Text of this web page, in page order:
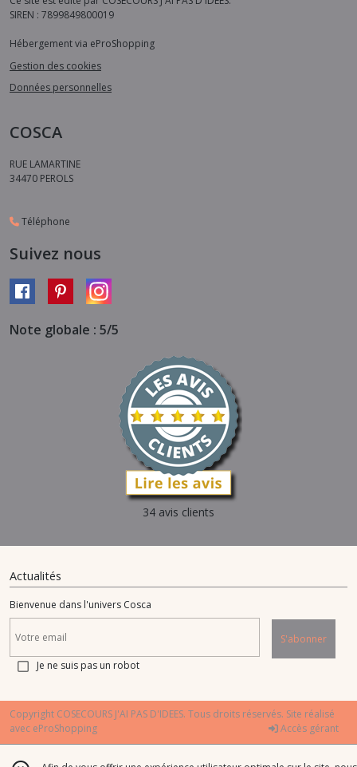
SIREN : 7899849800019
Hébergement via eProShopping
Gestion des cookies
Données personnelles
COSCA
RUE LAMARTINE
34470 PEROLS
Téléphone
Suivez nous
Note globale : 5/5
34 avis clients
Actualités
Bienvenue dans l'univers Cosca
S'abonner
Je ne suis pas un robot
Copyright COSECOURS J'AI PAS D'IDEES. Tous droits réservés. Site réalisé
avec eProShopping Accès gérant